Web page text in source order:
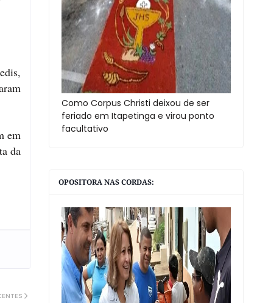
em
da
Como Corpus Christi deixou de ser
feriado em Itapetinga e virou ponto
facultativo
OPOSITORA NAS CORDAS: